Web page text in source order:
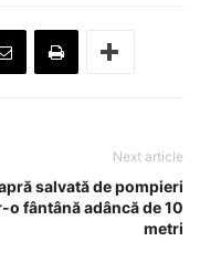
Next article
salvată de pompieri
o fântână adâncă de 10
metri